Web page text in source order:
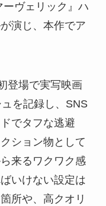
ヴェリック』ハ
演じ、本作でア
登場で実写映画
を記録し、SNS
でタフな逃避
ション物として
来るワクワク感
いけない設定は
所や、高クオリ